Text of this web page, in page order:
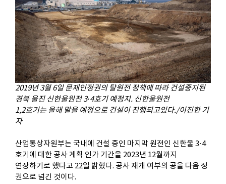
2019년 3월 6일 문재인정권의 탈원전 정책에 따라 건설중지된
경북 울진 신한울원전3·4호기 예정지. 신한울원전
1,2호기는 올해 말을 예정으로 건설이 진행되고있다./이진한 기
자
산업통상자원부는 국내에 건설 중인 마지막 원전인 신한울 3·4
호기에 대한 공사 계획 인가 기간을 2023년 12월까지
연장하기로 했다고 22일 밝혔다. 공사 재개 여부의 공을 다음 정
권으로 넘긴 것이다.